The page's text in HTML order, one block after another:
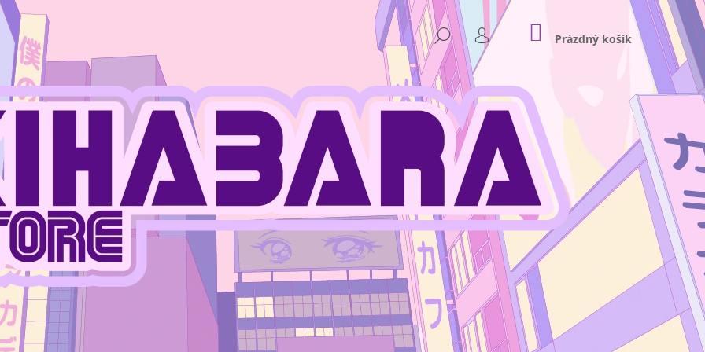
HLEDAT
PŘIHLÁŠENÍ
NÁKUPNÍ
KOŠÍK
Prázdný košík
CO POTŘEBUJETE NAJÍT?
HLEDAT
DOPORUČUJEME
KAISEN - PLASTOVÝ STOJÁNEK JUJUTSU KAISEN - PLASTOVÝ STOJÁNEK